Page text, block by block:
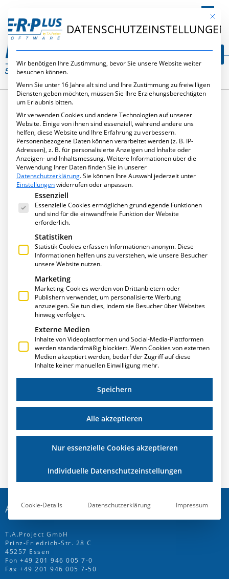
DE
SCHLAGWORT:
STIPDENIUM
T.A.PROJECT UNTERSTÜTZT STIPENDIATEN DER
HOCHSCHULE RUHR WEST
Im laufenden Studienjahr 2019/2020 unterstützt
T.A.Project gleich zwei Studenten der Hochschule Ruhr
West mit einem HRW Firmenstipendium. Bei der
überreichte Carsten Schragmann, einer der beiden
Geschäftsführer von T.A.Project, der Studentin Lei Li die
Stipendium-Urkunde.
Weiterlesen »
ADRESSE
T.A.Project GmbH
Prinz-Friedrich-Str. 28 C
45257 Essen
Fon +49 201 946 005 7-0
Fax +49 201 946 005 7-50
Mit
DATENSCHUTZEINSTELLUNGEN
Wir benötigen Ihre Zustimmung, bevor Sie unsere Website weiter
besuchen können.
Wenn Sie unter 16 Jahre alt sind und Ihre Zustimmung zu freiwilligen
Diensten geben möchten, müssen Sie Ihre Erziehungsberechtigten
um Erlaubnis bitten.
Wir verwenden Cookies und andere Technologien auf unserer
Website. Einige von ihnen sind essenziell, während andere uns
helfen, diese Website und Ihre Erfahrung zu verbessern.
Personenbezogene Daten können verarbeitet werden (z. B. IP-
Adressen), z. B. für personalisierte Anzeigen und Inhalte oder
Anzeigen- und Inhaltsmessung.Weitere Informationen über die
Verwendung Ihrer Daten finden Sie in unserer
Datenschutzerklärung.Sie können Ihre Auswahl jederzeit unter
Einstellungenwiderrufen oder anpassen.
Es folgt eine Liste der Service-Gruppen, für die eine
Essenziell
Essenzielle Cookies ermöglichen grundlegende Funktionen
und sind für die einwandfreie Funktion der Website
erforderlich.
Statistiken
Statistik Cookies erfassen Informationen anonym. Diese
Informationen helfen uns zu verstehen, wie unsere Besucher
unsere Website nutzen.
Marketing
Marketing-Cookies werden von Drittanbietern oder
Publishern verwendet, um personalisierte Werbung
anzuzeigen. Sie tun dies, indem sie Besucher über Websites
hinweg verfolgen.
Externe Medien
Inhalte von Videoplattformen und Social-Media-Plattformen
werden standardmäßig blockiert. Wenn Cookies von externen
Medien akzeptiert werden, bedarf der Zugriff auf diese
Inhalte keiner manuellen Einwilligung mehr.
Speichern
Alle akzeptieren
Nur essenzielle Cookies akzeptieren
Individuelle Datenschutzeinstellungen
Cookie-Details Datenschutzerklärung Impressum